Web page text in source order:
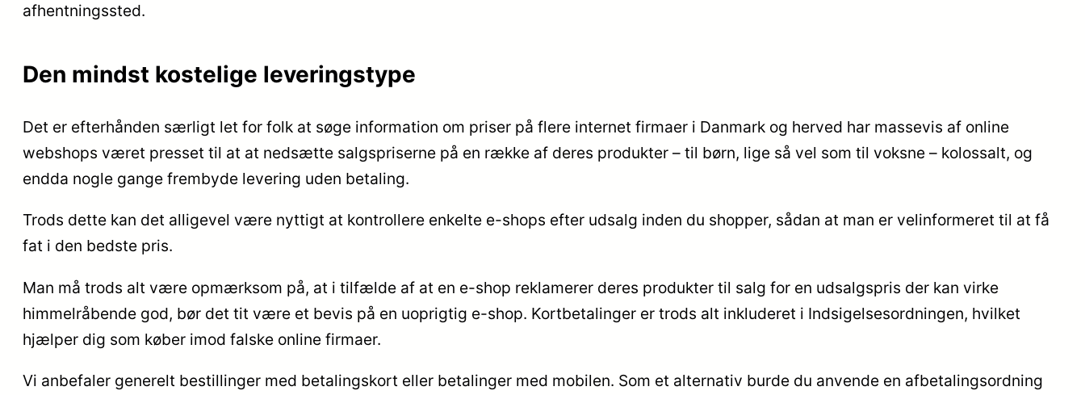
afhentningssted.
Den mindst kostelige leveringstype
Det er efterhånden særligt let for folk at søge information om priser på flere internet firmaer i Danmark og herved har massevis af online
webshops været presset til at at nedsætte salgspriserne på en række af deres produkter – til børn, lige så vel som til voksne – kolossalt, og
endda nogle gange frembyde levering uden betaling.
Trods dette kan det alligevel være nyttigt at kontrollere enkelte e-shops efter udsalg inden du shopper, sådan at man er velinformeret til at få
fat i den bedste pris.
Man må trods alt være opmærksom på, at i tilfælde af at en e-shop reklamerer deres produkter til salg for en udsalgspris der kan virke
himmelråbende god, bør det tit være et bevis på en uoprigtig e-shop. Kortbetalinger er trods alt inkluderet i Indsigelsesordningen, hvilket
hjælper dig som køber imod falske online firmaer.
Vi anbefaler generelt bestillinger med betalingskort eller betalinger med mobilen. Som et alternativ burde du anvende en afbetalingsordning